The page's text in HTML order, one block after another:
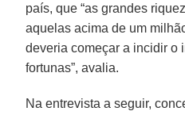
país, que “as grandes
aquelas acima de um
deveria começar a incidir o
fortunas”, avalia.
Na entrevista a seguir,